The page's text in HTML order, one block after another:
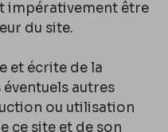
impérativement être
du site.
et écrite de la
autres
ou utilisation
ce site et de son